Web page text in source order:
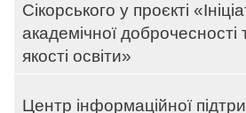
Сікорського у проєкті
академічної доброчесності
якості освіти»
Центр інформаційної